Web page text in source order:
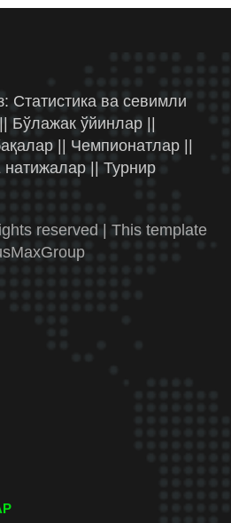
Статистика ва севимли
Бўлажак ўйинлар ||
|| Чемпионатлар ||
|| Турнир
reserved | This template